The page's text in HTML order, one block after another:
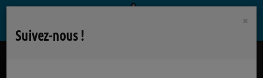
×
Suivez-nous !